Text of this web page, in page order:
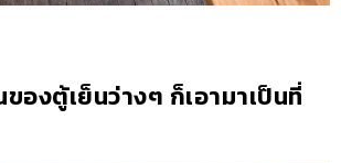
องตู้เย็นว่างๆ ก็เอามาเป็นที่